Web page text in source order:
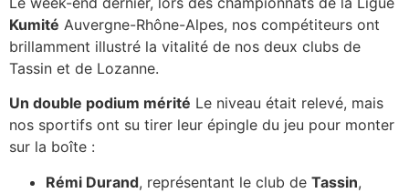
Kumité Auvergne-Rhône-Alpes, nos compétiteurs ont
brillamment illustré la vitalité de nos deux clubs de
Tassin et de Lozanne.
Un double podium mérité Le niveau était relevé, mais
nos sportifs ont su tirer leur épingle du jeu pour monter
sur la boîte :
Rémi Durand, représentant le club de Tassin,